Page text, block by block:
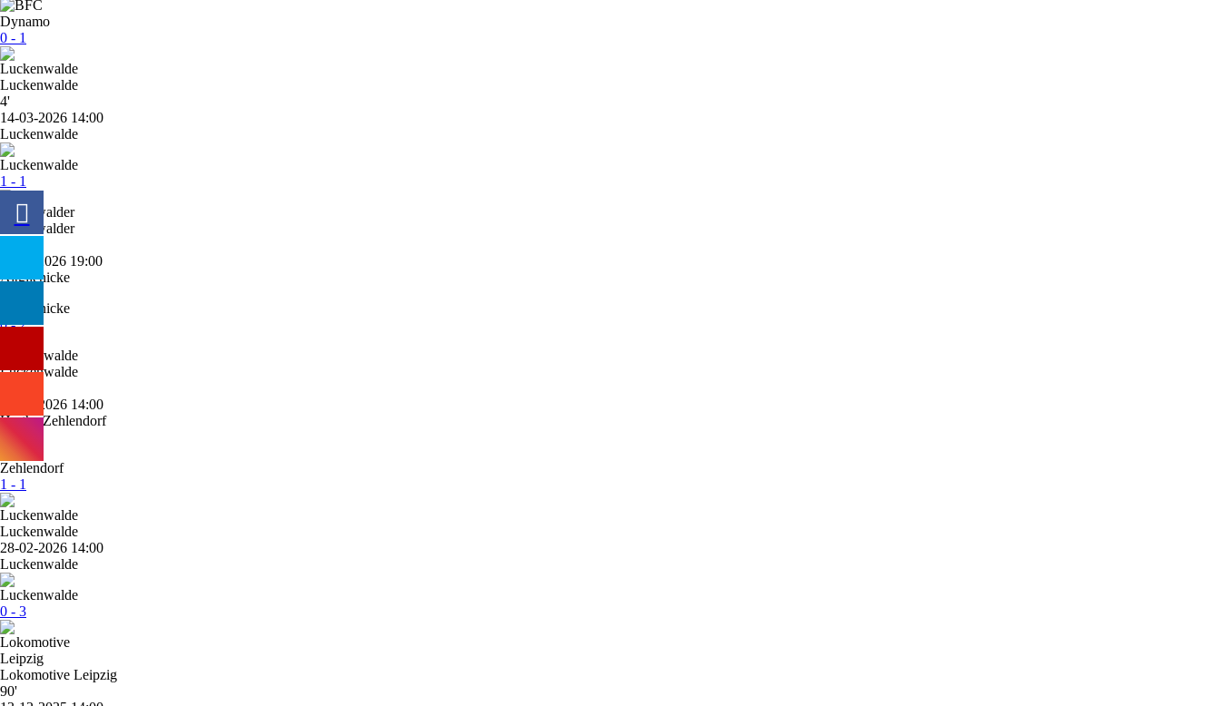
0 - 1
Luckenwalde
4'
14-03-2026 14:00
Luckenwalde
1 - 1
Greifswalder
11-03-2026 19:00
Altglienicke
0 - 2
Luckenwalde
08-03-2026 14:00
Hertha Zehlendorf
1 - 1
Luckenwalde
28-02-2026 14:00
Luckenwalde
0 - 3
Lokomotive Leipzig
90'